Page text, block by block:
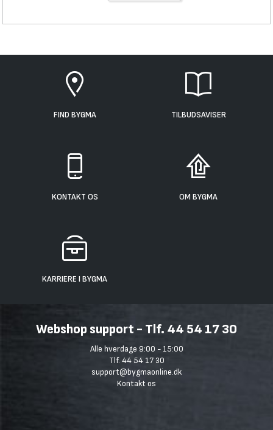
FIND BYGMA TILBUDSAVISER
KONTAKT OS OM BYGMA
KARRIERE I BYGMA
Webshop support - Tlf. 44 54 17 30
Alle hverdage 9:00 - 15:00
Tlf. 44 54 17 30
support@bygmaonline.dk
Kontakt os